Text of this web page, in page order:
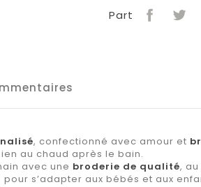
Part
, confectionné avec amour et
au chaud après le bain.
avec une broderie de qualité,
s’adapter aux bébés et aux